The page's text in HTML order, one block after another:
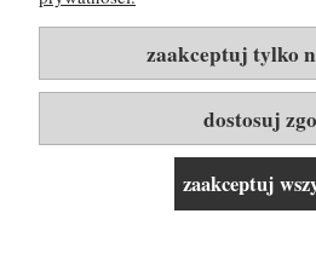
O NAS
Rozwiń listę kategorii i
zaakceptuj tylko
dostosuj
zaakceptuj